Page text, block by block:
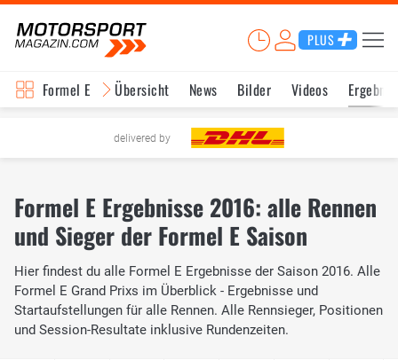
PLUS
Formel E Übersicht News Bilder Videos
delivered by
Formel E Ergebnisse 2016: alle Rennen
und Sieger der Formel E Saison
Hier findest du alle Formel E Ergebnisse der Saison 2016. Alle
Formel E Grand Prixs im Überblick - Ergebnisse und
Startaufstellungen für alle Rennen. Alle Rennsieger, Positionen
und Session-Resultate inklusive Rundenzeiten.